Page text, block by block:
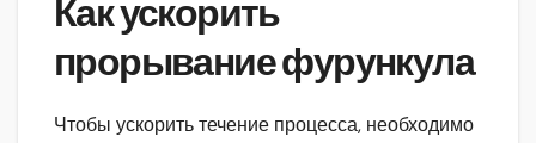
Как ускорить
прорывание фурункула
Чтобы ускорить течение процесса, необходимо